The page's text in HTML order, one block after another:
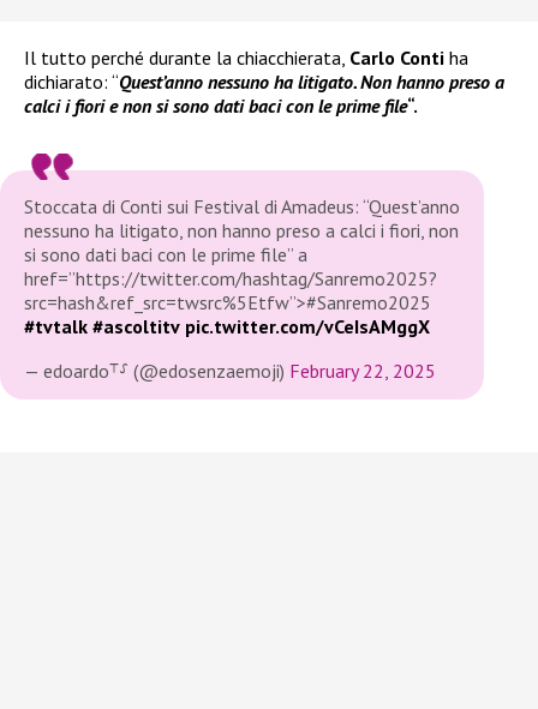
Il tutto perché durante la chiacchierata, Carlo Conti ha
dichiarato: “Quest’anno nessuno ha litigato. Non hanno preso a
calci i fiori e non si sono dati baci con le prime file“.
Stoccata di Conti sui Festival di Amadeus: “Quest’anno
nessuno ha litigato, non hanno preso a calci i fiori, non
si sono dati baci con le prime file” a
href=”https://twitter.com/hashtag/Sanremo2025?
src=hash&ref_src=twsrc%5Etfw”>#Sanremo2025
#tvtalk #ascoltitv pic.twitter.com/vCeIsAMggX
— edoardo⸆⸉ (@edosenzaemoji) February 22, 2025